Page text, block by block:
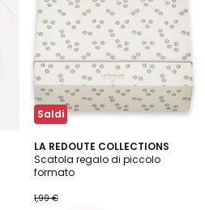
Saldi
LA REDOUTE COLLECTIONS
Scatola regalo di piccolo
formato
1,99 €
4,8
/ 5